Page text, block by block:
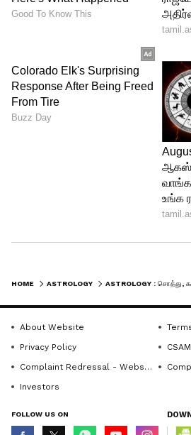
வசதி நிலைத்திருக்க
என்பதற்காகச்
செய்வதிலும் இவர்கள்
இருப்பார்கள்.
வெற்றி ரகசியம்:
முதலீடு கூட
சொத்தாகப் பெருகும்.
செல்வத்தை ஈட்டுவதில்
ஆளில்லை. உங்களிடம்
இருந்தால், கோடீஸ்வரர்
இதையும் படிங்க :
நனையப்போகும் 5
ராசி இருக்கா?
HOME ASTROLOGY
About Website
Privacy Policy
Complaint Redressal - Website
Investors
FOLLOW US ON